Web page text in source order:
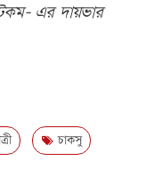
এর দায়ভার
চাকসু